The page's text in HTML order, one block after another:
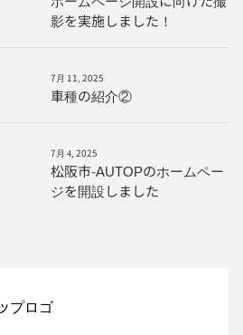
影を実施しました！
7月 11, 2025
車種の紹介②
7月 4, 2025
松阪市-AUTOPのホームペー
ジを開設しました